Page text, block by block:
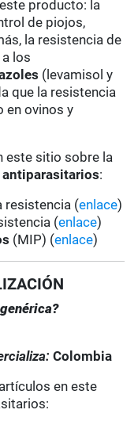
producto: la
de piojos,
la resistencia de
los
(levamisol y
que la resistencia
en ovinos y
este sitio sobre la
:
resistencia (enlace)
(enlace)
(MIP) (enlace)
Colombia
en este